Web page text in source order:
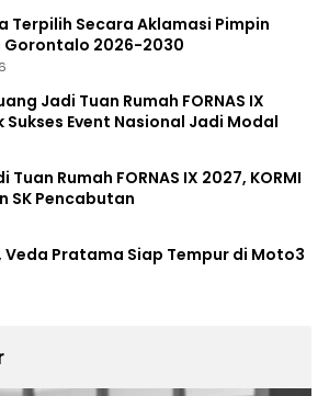
Terpilih Secara Aklamasi Pimpin
Gorontalo 2026-2030
Jadi Tuan Rumah FORNAS IX
Sukses Event Nasional Jadi Modal
Rumah FORNAS IX 2027, KORMI
SK Pencabutan
Veda Pratama Siap Tempur di Moto3